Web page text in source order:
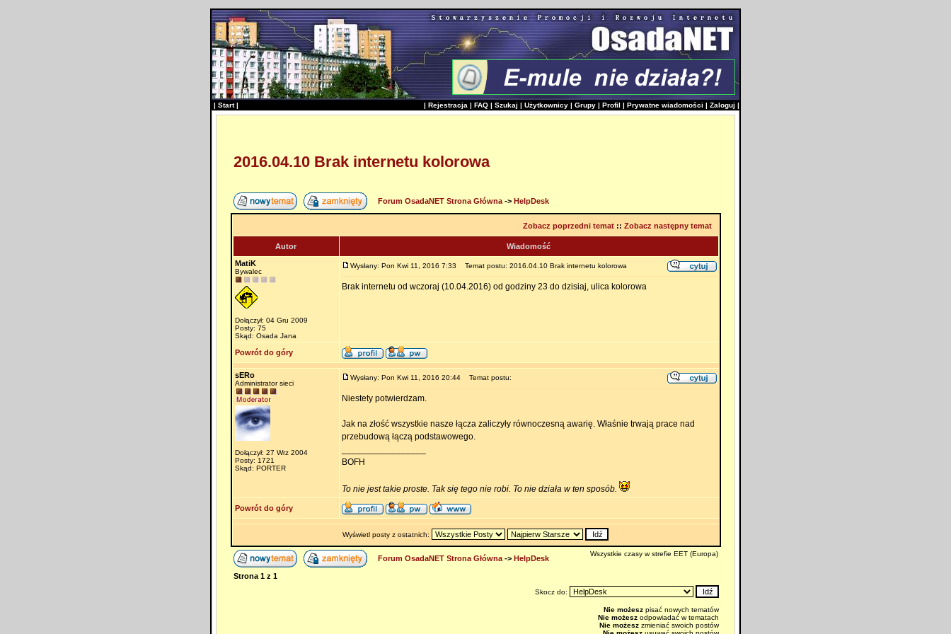
| Start| | Rejestracja | FAQ | Szukaj | Użytkownicy | Grupy | Profil | Prywatne wiadomości | Zaloguj |
2016.04.10 Brak internetu kolorowa
Forum OsadaNET Strona Główna-> HelpDesk
Zobacz poprzedni temat:: Zobacz następny temat
Autor
Wiadomość
MatiK
Bywalec
Dołączył: 04 Gru 2009
Posty: 75
Skąd: Osada Jana
Wysłany: Pon Kwi 11, 2016 7:33 Temat postu: 2016.04.10 Brak internetu kolorowa
Brak internetu od wczoraj (10.04.2016) od godziny 23 do dzisiaj, ulica kolorowa
Powrót do góry
sERo
Administrator sieci
Dołączył: 27 Wrz 2004
Posty: 1721
Skąd: PORTER
Wysłany: Pon Kwi 11, 2016 20:44 Temat postu:
Niestety potwierdzam.
Jak na złość wszystkie nasze łącza zaliczyły równoczesną awarię. Właśnie trwają prace nad
przebudową łączą podstawowego.
BOFH
To nie jest takie proste. Tak się tego nie robi. To nie działa w ten sposób.
Powrót do góry
Wyświetl posty z ostatnich:
Forum OsadaNET Strona Główna-> HelpDesk
Wszystkie czasy w strefie EET (Europa)
Strona 1z 1
Skocz do:
Nie możeszpisać nowych tematów
Nie możeszodpowiadać w tematach
Nie możeszzmieniać swoich postów